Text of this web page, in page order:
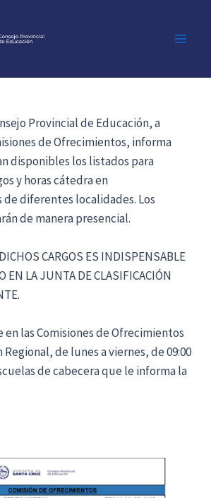
Provincial de Educación, a
de Ofrecimientos, informa
disponibles los listados para
y horas cátedra en
diferentes localidades. Los
de manera presencial.
CARGOS ES INDISPENSABLE
EN LA JUNTA DE CLASIFICACIÓN
las Comisiones de Ofrecimientos
de lunes a viernes, de 09:00
de cabecera que le informa la